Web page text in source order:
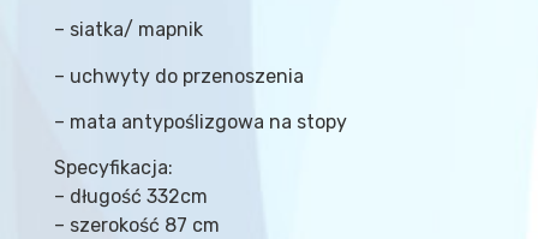
– siatka/ mapnik
– uchwyty do przenoszenia
– mata antypoślizgowa na stopy
Specyfikacja:
– długość 332cm
– szerokość 87 cm